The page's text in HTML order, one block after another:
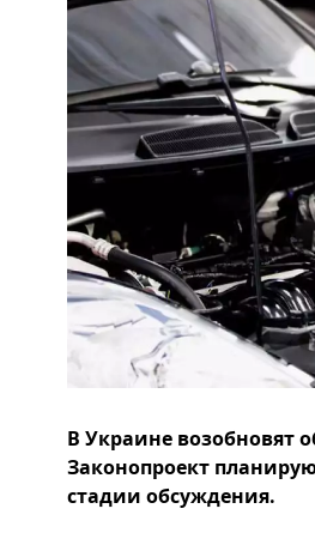
В Украине возобновят
Законопроект
стадии обсуждения.